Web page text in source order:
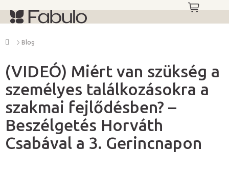
KOSÁR
Kezdőlap
Blog
(VIDEÓ) Miért van szükség a
személyes találkozásokra a
szakmai fejlődésben? –
Beszélgetés Horváth
Csabával a 3. Gerincnapon